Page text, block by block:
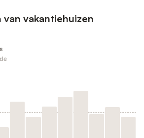
van vakantiehuizen